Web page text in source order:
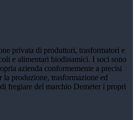
privata di produttori, trasformatori e
e alimentari biodinamici. I soci sono
azienda conformemente a precisi
la produzione, trasformazione ed
fregiare del marchio Demeter i propri